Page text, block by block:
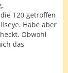
T20 getroffen
Habe aber
Obwohl
das